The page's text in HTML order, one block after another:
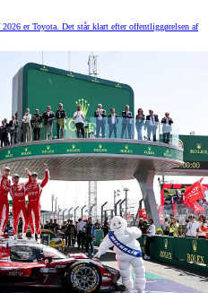
er Toyota. Det står klart efter offentliggørelsen af